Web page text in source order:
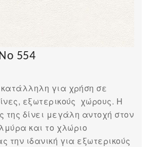
554
για χρήση σε
εξωτερικούς χώρους. Η
της δίνει μεγάλη αντοχή στον
και το χλώριο
την ιδανική για εξωτερικούς